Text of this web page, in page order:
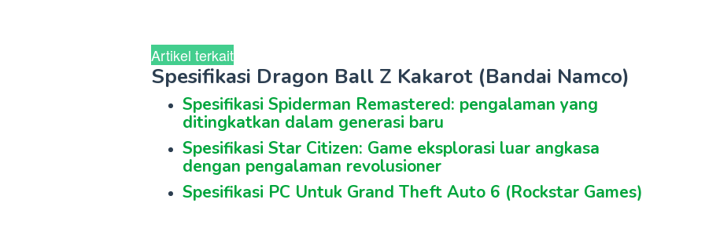
Artikel terkait
Spesifikasi Dragon Ball Z Kakarot (Bandai Namco)
Spesifikasi Spiderman Remastered: pengalaman yang
ditingkatkan dalam generasi baru
Spesifikasi Star Citizen: Game eksplorasi luar angkasa
dengan pengalaman revolusioner
Spesifikasi PC Untuk Grand Theft Auto 6 (Rockstar Games)